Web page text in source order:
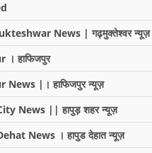
News | गढ़मुक्तेश्वर न्यूज़
। हाफिजपुर
News |। हाफिजपुर न्यूज़
News || हापुड़ शहर न्यूज़
News । हापुड देहात न्यूज़